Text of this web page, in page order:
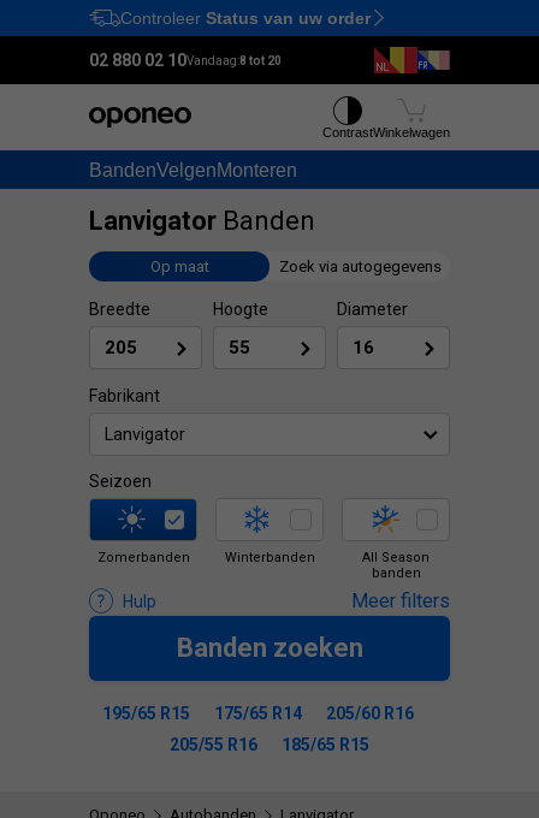
Ctrl M
Controleer Status van uw order
02 880 02 10Vandaag:8 tot 20
BandenVelgenMonteren
ContrastWinkelwagen
Lanvigator Banden
Op maat Zoek via autogegevens
Breedte Hoogte Diameter
Fabrikant
Lanvigator
Seizoen
Zomerbanden Winterbanden
All Season
banden
Hulp Meer filters
Banden zoeken
195/65 R15 175/65 R14
205/60 R16
205/55 R16
185/65 R15